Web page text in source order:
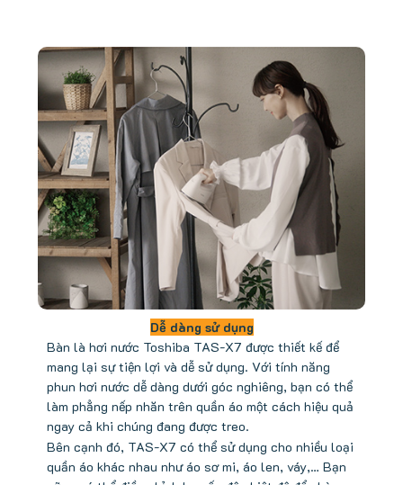
Dễ dàng sử dụng
Bàn là hơi nước Toshiba TAS-X7 được thiết kế để
mang lại sự tiện lợi và dễ sử dụng. Với tính năng
phun hơi nước dễ dàng dưới góc nghiêng, bạn có thể
làm phẳng nếp nhăn trên quần áo một cách hiệu quả
ngay cả khi chúng đang được treo.
Bên cạnh đó, TAS-X7 có thể sử dụng cho nhiều loại
quần áo khác nhau như áo sơ mi, áo len, váy,… Bạn